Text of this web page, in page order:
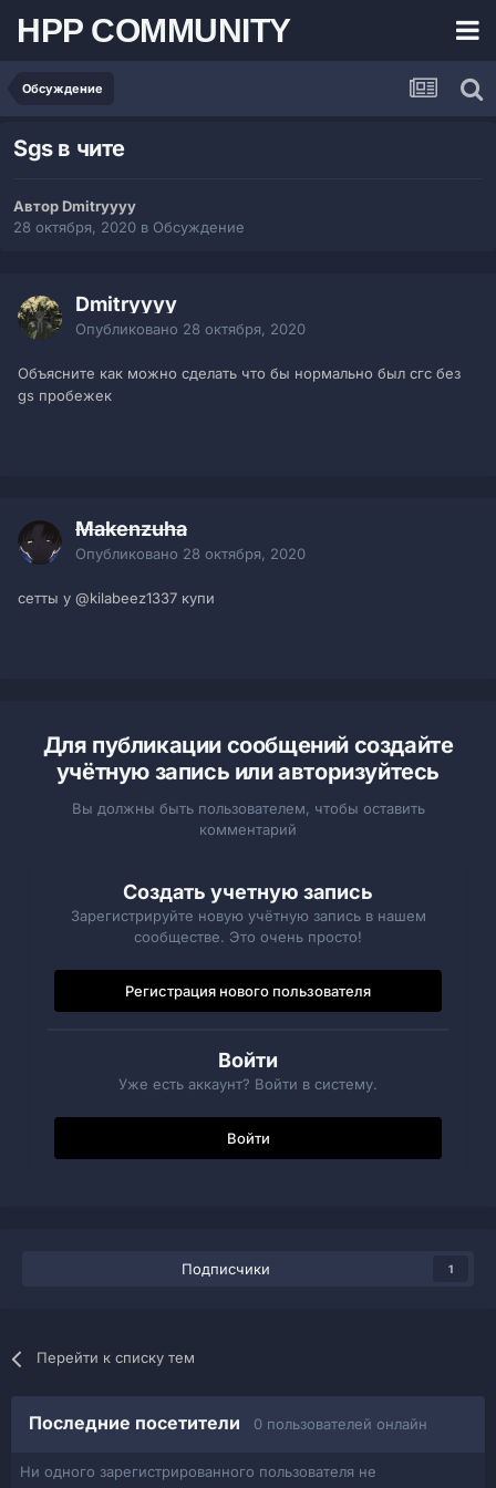
HPP COMMUNITY
Обсуждение
Sgs в чите
Автор Dmitryyyy
28 октября, 2020 в Обсуждение
Dmitryyyy
Опубликовано 28 октября, 2020
Объясните как можно сделать что бы нормально был сгс без
gs пробежек
Makenzuha
Опубликовано 28 октября, 2020
сетты у @kilabeez1337 купи
Для публикации сообщений создайте
учётную запись или авторизуйтесь
Вы должны быть пользователем, чтобы оставить
комментарий
Создать учетную запись
Зарегистрируйте новую учётную запись в нашем
сообществе. Это очень просто!
Регистрация нового пользователя
Войти
Уже есть аккаунт? Войти в систему.
Войти
Подписчики 1
Перейти к списку тем
Последние посетители 0 пользователей онлайн
Ни одного зарегистрированного пользователя не